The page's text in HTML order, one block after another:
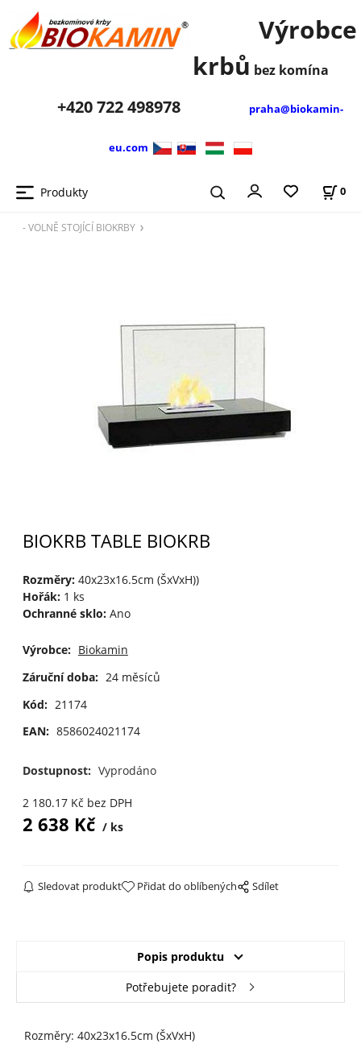
Výrobce
krbů bez komína
+420722 498978 praha@biokamin-
eu.com
Produkty 0
- VOLNĚ STOJÍCÍ BIOKRBY
BIOKRB TABLE BIOKRB
Rozměry:40x23x16.5cm (ŠxVxH))
Hořák:1 ks
Ochranné sklo:Ano
Výrobce: Biokamin
Záruční doba: 24 měsíců
Kód: 21174
EAN: 8586024021174
Dostupnost: Vyprodáno
2 180.17Kč bez DPH
2 638 Kč ks
Sledovat produkt Přidat do oblíbených Sdílet
Popis produktu
Potřebujete poradit?
Rozměry: 40x23x16.5cm (ŠxVxH)